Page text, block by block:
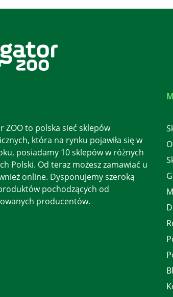
ZOO to polska sieć sklepów
która na rynku pojawiła się w
posiadamy 10 sklepów w różnych
Polski. Od teraz możesz zamawiać u
online. Dysponujemy szeroką
pochodzących od
producentów.